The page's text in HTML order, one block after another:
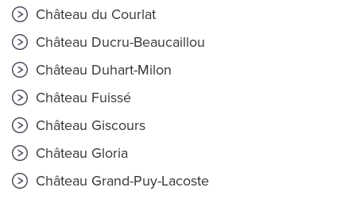
Château du Courlat
Château Ducru-Beaucaillou
Château Duhart-Milon
Château Fuissé
Château Giscours
Château Gloria
Château Grand-Puy-Lacoste